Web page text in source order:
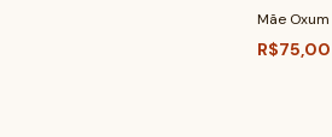
Mãe Oxum
R$75,00